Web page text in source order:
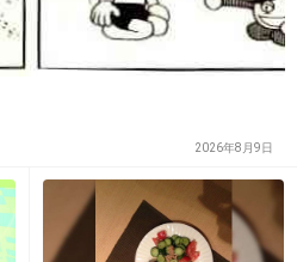
-2
しか思いつかない
+191 -1
2026年8月9日